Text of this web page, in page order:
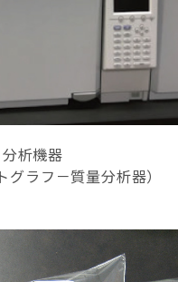
分析機器
グラフ－質量分析器）